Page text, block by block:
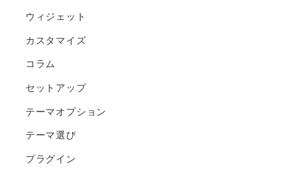
ウィジェット
カスタマイズ
コラム
セットアップ
テーマオプション
テーマ選び
プラグイン